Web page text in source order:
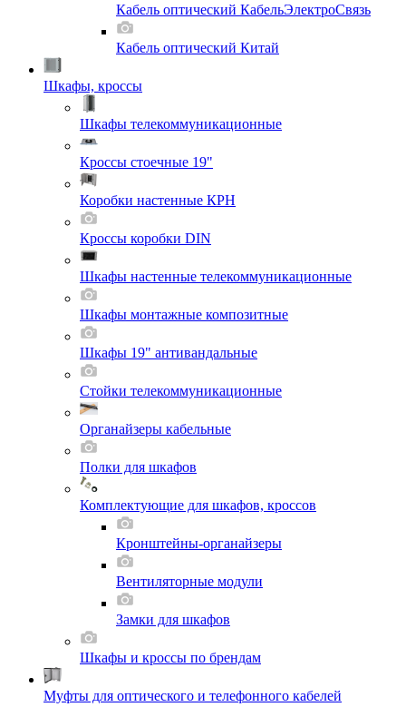
Кабель оптический КабельЭлектроСвязь
Кабель оптический Китай
Шкафы, кроссы
Шкафы телекоммуникационные
Кроссы стоечные 19"
Коробки настенные КРН
Кроссы коробки DIN
Шкафы настенные телекоммуникационные
Шкафы монтажные композитные
Шкафы 19" антивандальные
Стойки телекоммуникационные
Органайзеры кабельные
Полки для шкафов
Комплектующие для шкафов, кроссов
Кронштейны-органайзеры
Вентиляторные модули
Замки для шкафов
Шкафы и кроссы по брендам
Муфты для оптического и телефонного кабелей